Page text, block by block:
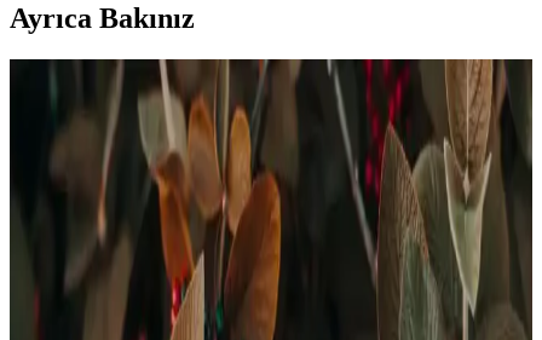
Ayrıca Bakınız
Aseton Olmadan Oje Çıkarma Yöntemleri: Güvenli
ve Etkili Alternatifler
Aseton kullanmadan oje çıkarma yolları ve doğal yöntemler
hakkında detaylı bilgiler, cilt ve tırnak sağlığını koruyan etkili
çözümler sunar.
Evde Tırnak Bakımı İçin Pratik ve Etkili Yöntemler
ve İpuçları
Evde kolayca uygulayabileceğiniz tırnak bakımı yöntemleriyle